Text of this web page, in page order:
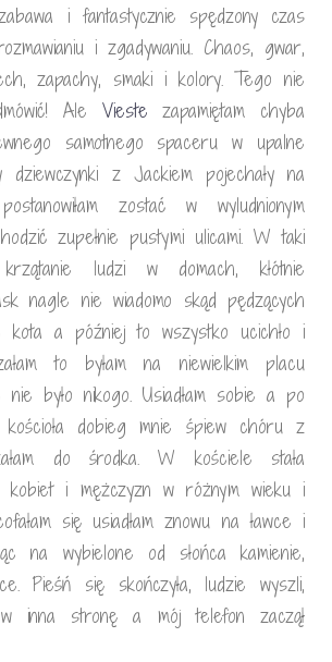
i fantastycznie spędzony czas
i zgadywaniu. Chaos, gwar,
zapachy, smaki i kolory. Tego nie
Ale Vieste zapamiętam chyba
samotnego spaceru w upalne
dziewczynki z Jackiem pojechały na
zostać w wyludnionym
zupełnie pustymi ulicami. W taki
ludzi w domach, kłótnie
nagle nie wiadomo skąd pędzących
kota a później to wszystko ucichło i
to byłam na niewielkim placu
nie było nikogo. Usiadłam sobie a po
dobieg mnie śpiew chóru z
do środka. W kościele stała
kobiet i mężczyzn w różnym wieku i
się usiadłam znowu na ławce i
na wybielone od słońca kamienie,
Pieśń się skończyła, ludzie wyszli,
inna stronę a mój telefon zaczął